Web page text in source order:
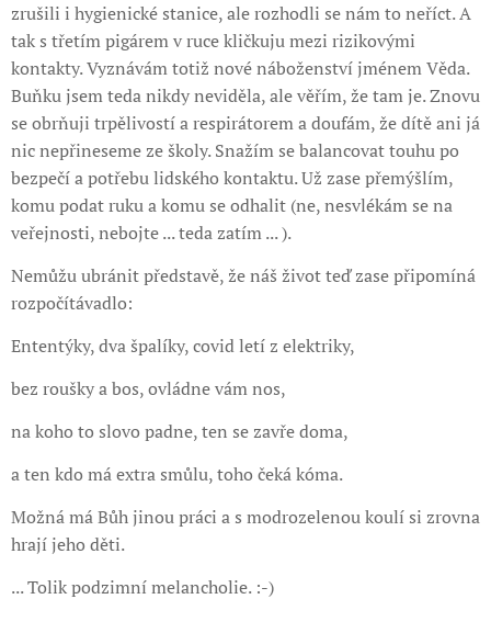
zrušili i hygienické stanice, ale rozhodli se nám to neříct. A
tak s třetím pigárem v ruce kličkuju mezi rizikovými
kontakty. Vyznávám totiž nové náboženství jménem Věda.
Buňku jsem teda nikdy neviděla, ale věřím, že tam je. Znovu
se obrňuji trpělivostí a respirátorem a doufám, že dítě ani já
nic nepřineseme ze školy. Snažím se balancovat touhu po
bezpečí a potřebu lidského kontaktu. Už zase přemýšlím,
komu podat ruku a komu se odhalit (ne, nesvlékám se na
veřejnosti, nebojte ... teda zatím ... ).
Nemůžu ubránit představě, že náš život teď zase připomíná
rozpočítávadlo:
Ententýky, dva špalíky, covid letí z elektriky,
bez roušky a bos, ovládne vám nos,
na koho to slovo padne, ten se zavře doma,
a ten kdo má extra smůlu, toho čeká kóma.
Možná má Bůh jinou práci a s modrozelenou koulí si zrovna
hrají jeho děti.
... Tolik podzimní melancholie. :-)